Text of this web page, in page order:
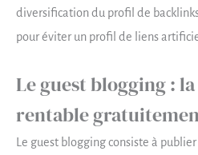
diversification du profil de
pour éviter un profil de liens
Le guest blogging :
rentable
Le guest blogging consiste à